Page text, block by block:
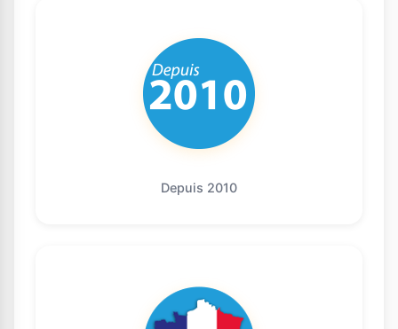
Depuis 2010